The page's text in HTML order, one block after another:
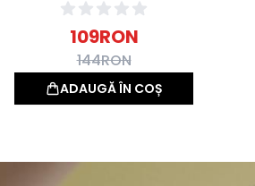
109RON
144RON
ADAUGĂ ÎN COȘ